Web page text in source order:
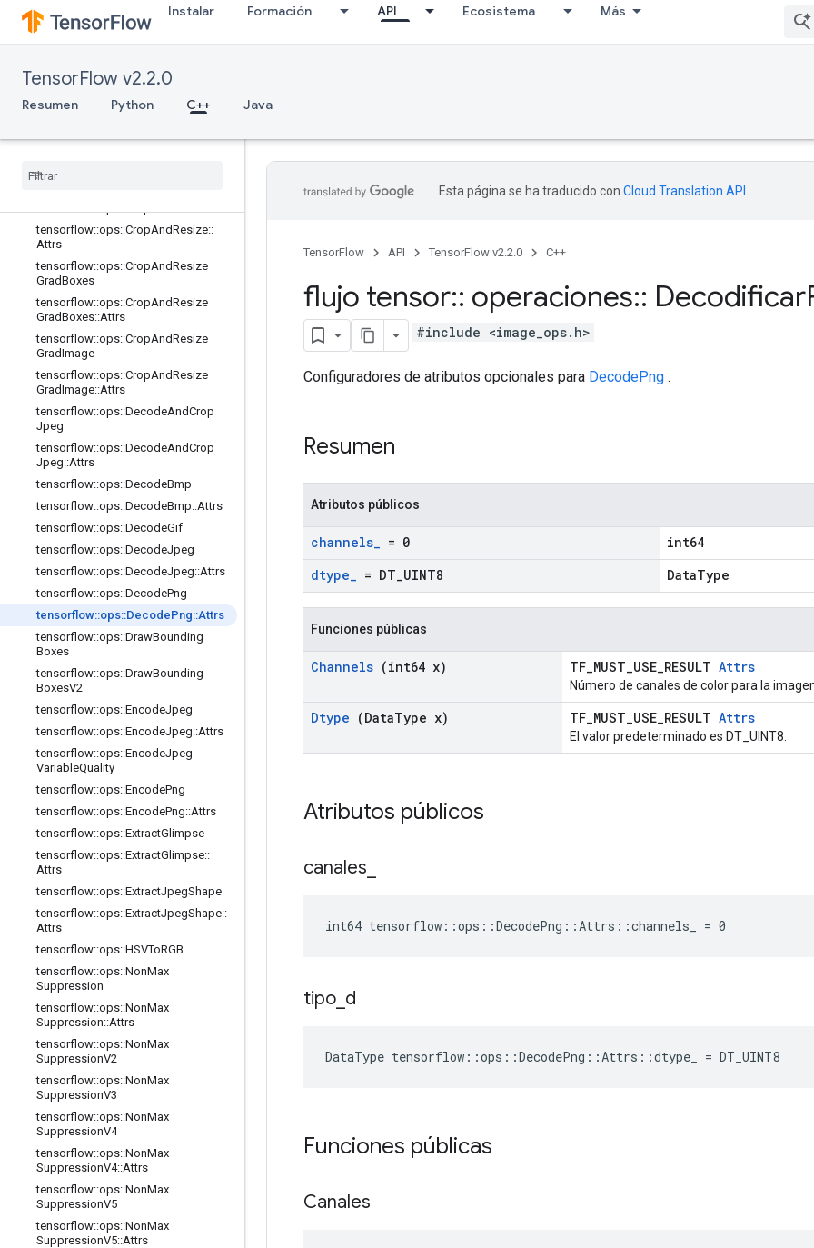
Instalar Formación API Ecosistema Más
TensorFlow v2.2.0
Resumen Python C++ Java
image_ops
Presentación
tensorflow::ops::AdjustContrast
tensorflow::ops::AdjustSaturation
tensorflow
tensorflow::ops::CropAndResize::
Attrs
tensorflow::ops::CropAndResize
GradBoxes
tensorflow::ops::CropAndResize
GradBoxes::Attrs
tensorflow::ops::CropAndResize
GradImage
tensorflow::ops::CropAndResize
GradImage::Attrs
tensorflow::ops::DecodeAndCrop
Jpeg
tensorflow::ops::DecodeAndCrop
Jpeg::Attrs
tensorflow::ops::DecodeBmp
tensorflow::ops::DecodeBmp::Attrs
tensorflow::ops::DecodeGif
tensorflow::ops::DecodeJpeg
tensorflow::ops::DecodeJpeg::Attrs
tensorflow::ops::DecodePng
tensorflow::ops::DecodePng::Attrs
tensorflow::ops::DrawBounding
Boxes
tensorflow::ops::DrawBounding
BoxesV2
tensorflow::ops::EncodeJpeg
tensorflow::ops::EncodeJpeg::Attrs
tensorflow::ops::EncodeJpeg
VariableQuality
tensorflow::ops::EncodePng
tensorflow::ops::EncodePng::Attrs
tensorflow::ops::ExtractGlimpse
tensorflow::ops::ExtractGlimpse::
Attrs
tensorflow::ops::ExtractJpegShape
tensorflow::ops::ExtractJpegShape::
Attrs
tensorflow::ops::HSVToRGB
tensorflow::ops::NonMax
Suppression
tensorflow::ops::NonMax
Suppression::Attrs
tensorflow::ops::NonMax
SuppressionV2
tensorflow::ops::NonMax
SuppressionV3
tensorflow::ops::NonMax
SuppressionV4
tensorflow::ops::NonMax
SuppressionV4::Attrs
tensorflow::ops::NonMax
SuppressionV5
tensorflow::ops::NonMax
SuppressionV5::Attrs
Esta página se ha traducido con Cloud Translation API
TensorFlow API TensorFlow v2.2.0 C++
flujo tensor:: operaciones:: Decodificar
#include <image_ops.h>
Configuradores de atributos opcionales para DecodePng .
Resumen
Atributos públicos
channels_ = 0
int64
dtype_ = DT UINT8 DataType
Funciones públicas
Channels (int64 x) TF_MUST_USE_RESULT Attrs
Número de canales de color para la
Dtype (DataType x) TF_MUST_USE_RESULT Attrs
El valor predeterminado es DT_UINT8.
Atributos públicos
canales
int64 tensorflow::ops::DecodePng::Attrs::channels_ = 0
tipo d
DataType tensorflow ::ops ::DecodePng ::Attrs ::dtype_ = DT_UINT8
Funciones públicas
Canales